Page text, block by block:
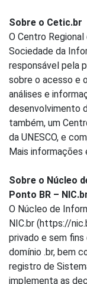
Sobre o Cetic.br
O Centro
Sociedade da
responsável pela
sobre o acesso e
análises e
desenvolvimento
também, um
da UNESCO, e
Mais informações
Sobre o Núcleo
Ponto BR –
O Núcleo de
NIC.br (https://
privado e sem
domínio .br, bem
registro de
implementa as